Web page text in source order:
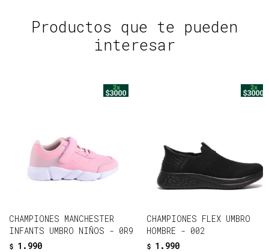
Productos que te pueden
interesar
CHAMPIONES MANCHESTER
INFANTS UMBRO NIÑOS - 0R9
$ 1.990
CHAMPIONES FLEX UMBRO
HOMBRE - 002
$ 1.990